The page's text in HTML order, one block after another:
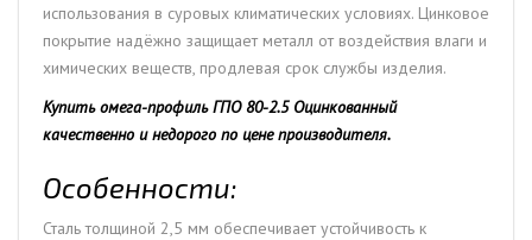
использования в суровых климатических условиях. Цинковое
покрытие надёжно защищает металл от воздействия влаги и
химических веществ, продлевая срок службы изделия.
Купить омега-профиль ГПО 80-2.5 Оцинкованный
качественно и недорого по цене производителя.
Особенности:
Сталь толщиной 2,5 мм обеспечивает устойчивость к